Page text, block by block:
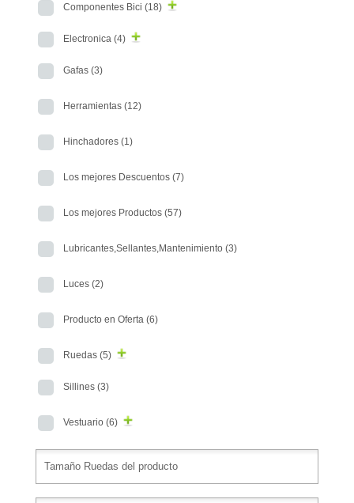
Componentes Bici (18)
Electronica (4)
Gafas (3)
Herramientas (12)
Hinchadores (1)
Los mejores Descuentos (7)
Los mejores Productos (57)
Lubricantes,Sellantes,Mantenimiento (3)
Luces (2)
Producto en Oferta (6)
Ruedas (5)
Sillines (3)
Vestuario (6)